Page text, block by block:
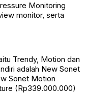
Monitoring
monitor, serta
Trendy, Motion dan
adalah New Sonet
Sonet Motion
(Rp339.000.000)